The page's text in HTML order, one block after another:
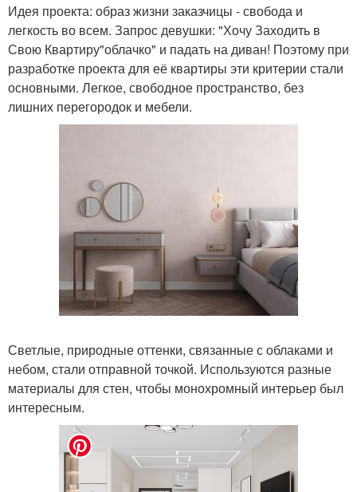
Идея проекта: образ жизни заказчицы - свобода и
легкость во всем. Запрос девушки: "Хочу Заходить в
Свою Квартиру"облачко" и падать на диван! Поэтому при
разработке проекта для её квартиры эти критерии стали
основными. Легкое, свободное пространство, без
лишних перегородок и мебели.
Светлые, природные оттенки, связанные с облаками и
небом, стали отправной точкой. Используются разные
материалы для стен, чтобы монохромный интерьер был
интересным.